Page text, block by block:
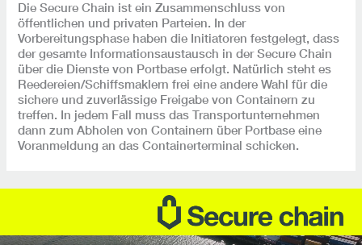
Die Secure Chain ist ein Zusammenschluss von
öffentlichen und privaten Parteien. In der
Vorbereitungsphase haben die Initiatoren festgelegt, dass
der gesamte Informationsaustausch in der Secure Chain
über die Dienste von Portbase erfolgt. Natürlich steht es
Reedereien/Schiffsmaklern frei eine andere Wahl für die
sichere und zuverlässige Freigabe von Containern zu
treffen. In jedem Fall muss das Transportunternehmen
dann zum Abholen von Containern über Portbase eine
Voranmeldung an das Containerterminal schicken.